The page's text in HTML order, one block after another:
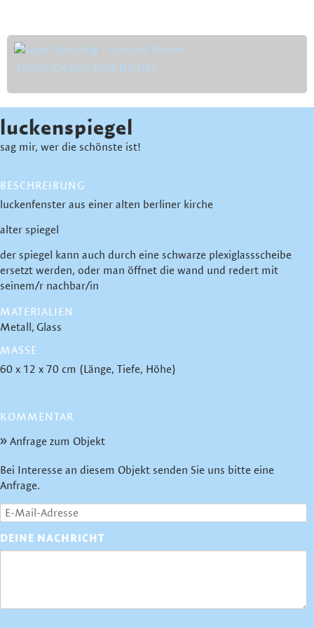
NÜTZLICH AUS DEM NICHTS
luckenspiegel
sag mir, wer die schönste ist!
BESCHREIBUNG
luckenfenster aus einer alten berliner kirche
alter spiegel
der spiegel kann auch durch eine schwarze plexiglassscheibe
ersetzt werden, oder man öffnet die wand und redert mit
seinem/r nachbar/in
MATERIALIEN
Metall Glass
MASSE
60 x 12 x 70 cm (Länge, Tiefe, Höhe)
KOMMENTAR
Anfrage zum Objekt
Bei Interesse an diesem Objekt senden Sie uns bitte eine
Anfrage.
DEINE NACHRICHT